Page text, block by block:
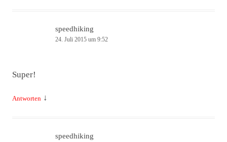
speedhiking
24. Juli 2015 um 9:52
Super!
Antworten ↓
speedhiking